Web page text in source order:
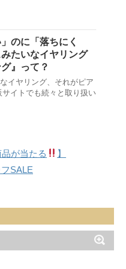
」のに「落ちにく
たいなイヤリング
グ』って？
イヤリング、それがピア
サイトでも続々と取り扱い
品が当たる 】
SALE